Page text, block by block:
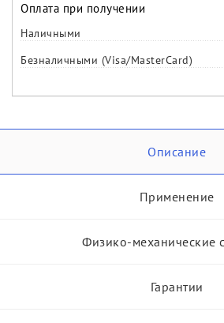
Оплата при получении
Наличными
Безналичными (Visa/MasterCard)
Описание
Применение
Физико-механические
Гарантии